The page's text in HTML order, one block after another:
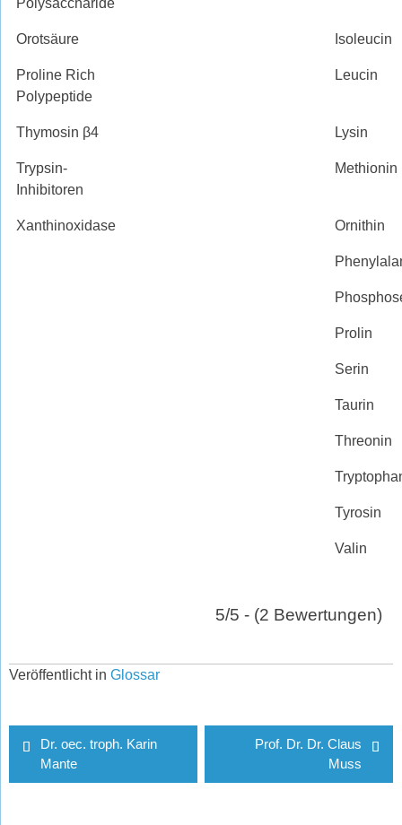
Polysaccharide
Orotsäure Isoleucin
Proline Rich
Polypeptide
Leucin
Thymosin β4 Lysin
Trypsin-
Inhibitoren
Methionin
Xanthinoxidase Ornithin
Prolin
Serin
Taurin
Threonin
Tyrosin
Valin
5/5 - (2 Bewertungen)
Veröffentlicht in Glossar
Beitragsnavigation
Dr. oec. troph. Karin
Mante
Prof. Dr. Dr. Claus
Muss